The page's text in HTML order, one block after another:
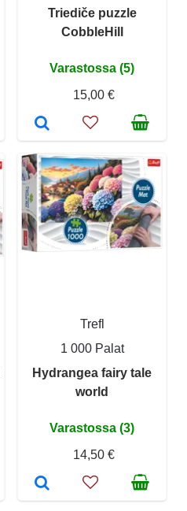
Triediče puzzle
CobbleHill
Varastossa (5)
15,00 €
Trefl
1 000 Palat
Hydrangea fairy tale
world
Varastossa (3)
14,50 €